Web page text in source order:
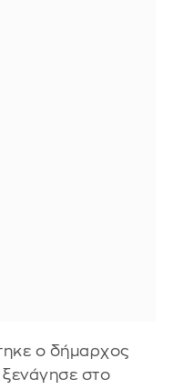
ο δήμαρχος
στο